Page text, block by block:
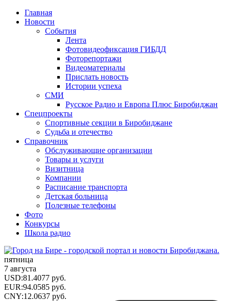
Главная
Новости
События
Лента
Фотовидеофиксация ГИБДД
Фоторепортажи
Видеоматериалы
Прислать новость
Истории успеха
СМИ
Русское Радио и Европа Плюс Биробиджан
Спецпроекты
Спортивные секции в Биробиджане
Судьба и отечество
Справочник
Обслуживающие организации
Товары и услуги
Визитница
Компании
Расписание транспорта
Детская больница
Полезные телефоны
Фото
Конкурсы
Школа радио
пятница
7 августа
USD:81.4077 руб.
EUR:94.0585 руб.
CNY:12.0637 руб.